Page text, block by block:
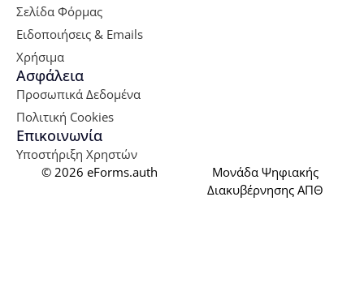
Σελίδα Φόρμας
Ειδοποιήσεις & Emails
Χρήσιμα
Ασφάλεια
Προσωπικά Δεδομένα
Πολιτική Cookies
Επικοινωνία
Υποστήριξη Χρηστών
© 2026 eForms.auth
Μονάδα Ψηφιακής
Διακυβέρνησης ΑΠΘ